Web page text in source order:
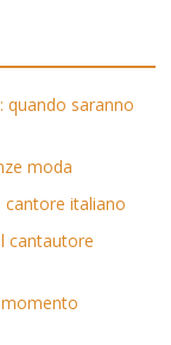
quando saranno
moda
cantore italiano
cantautore